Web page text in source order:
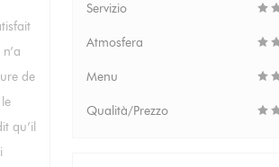
de
qu’il
Servizio
Atmosfera
Menu
Qualità/Prezzo